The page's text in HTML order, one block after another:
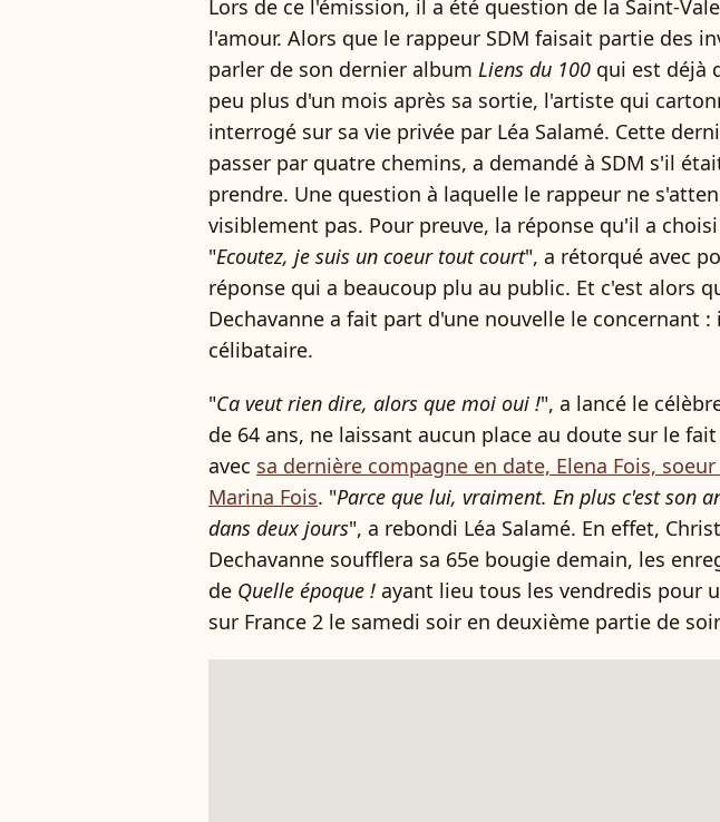
Lors de ce l'émission, il a été question de la Saint-
l'amour. Alors que le rappeur SDM faisait partie des
parler de son dernier album Liens du 100 qui est déjà
peu plus d'un mois après sa sortie, l'artiste qui
interrogé sur sa vie privée par Léa Salamé. Cette
passer par quatre chemins, a demandé à SDM s'il
prendre. Une question à laquelle le rappeur ne
visiblement pas. Pour preuve, la réponse qu'il a
"Ecoutez, je suis un coeur tout court", a rétorqué avec
réponse qui a beaucoup plu au public. Et c'est alors
Dechavanne a fait part d'une nouvelle le concernant :
célibataire.
"Ca veut rien dire, alors que moi oui !", a lancé le
de 64 ans, ne laissant aucun place au doute sur le
avec sa dernière compagne en date, Elena Fois,
Marina Fois. "Parce que lui, vraiment. En plus c'est son
dans deux jours", a rebondi Léa Salamé. En effet,
Dechavanne soufflera sa 65e bougie demain, les
de Quelle époque ! ayant lieu tous les vendredis pour
sur France 2 le samedi soir en deuxième partie de